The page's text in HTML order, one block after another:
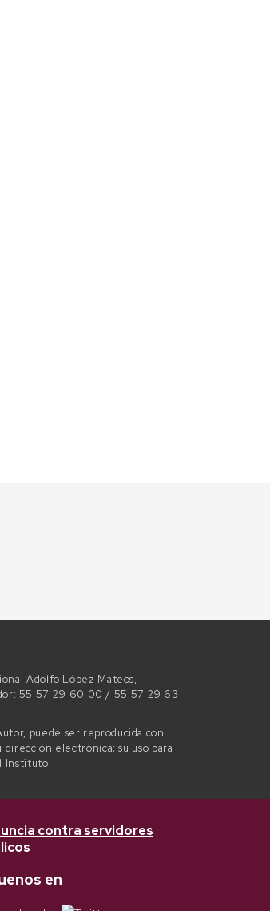
Adolfo López Mateos,
55 57 29 60 00 / 55 57 29 63
puede ser reproducida con
electrónica; su uso para
Instituto.
contra servidores
en